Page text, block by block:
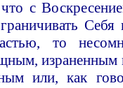
с
Себя
то
или, как